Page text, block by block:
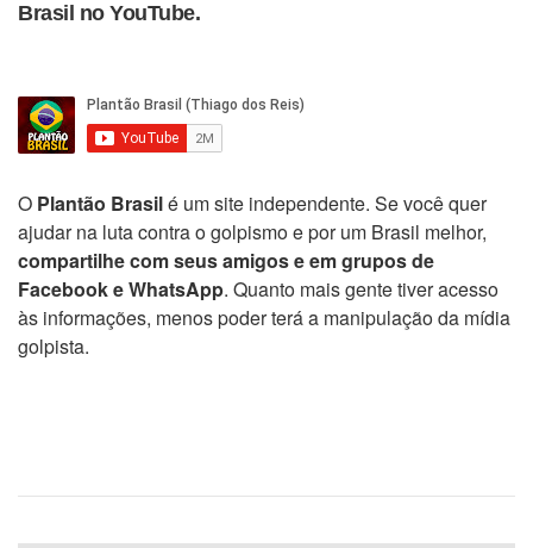
Brasil no YouTube.
O Plantão Brasilé um site independente. Se você quer
ajudar na luta contra o golpismo e por um Brasil melhor,
compartilhe com seus amigos e em grupos de
Facebook e WhatsApp. Quanto mais gente tiver acesso
às informações, menos poder terá a manipulação da mídia
golpista.